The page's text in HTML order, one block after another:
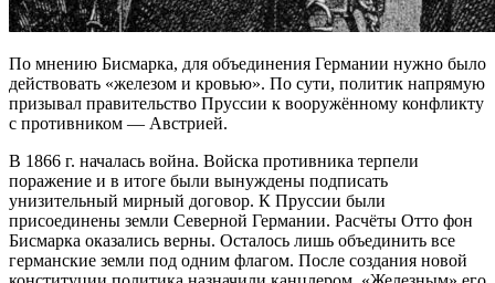
По мнению Бисмарка, для объединения Германии нужно было
действовать «железом и кровью». По сути, политик напрямую
призывал правительство Пруссии к вооружённому конфликту
с противником — Австрией.
В 1866 г. началась война. Войска противника терпели
поражение и в итоге были вынуждены подписать
унизительный мирный договор. К Пруссии были
присоединены земли Северной Германии. Расчёты Отто фон
Бисмарка оказались верны. Осталось лишь объединить все
германские земли под одним флагом. После создания новой